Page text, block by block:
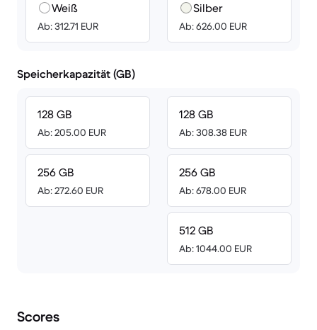
Weiß
Ab: 312.71 EUR
Silber
Ab: 626.00 EUR
Speicherkapazität (GB)
128 GB
Ab: 205.00 EUR
256 GB
Ab: 272.60 EUR
128 GB
Ab: 308.38 EUR
256 GB
Ab: 678.00 EUR
512 GB
Ab: 1044.00 EUR
Scores